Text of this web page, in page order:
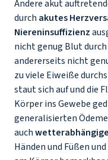
Andere akut
durch akutes
Niereninsuffizienz
nicht genug Blut
andererseits nicht
zu viele Eiweiße
staut sich auf und die
Körper ins Gewebe
generalisierten
auch
Händen und Füßen